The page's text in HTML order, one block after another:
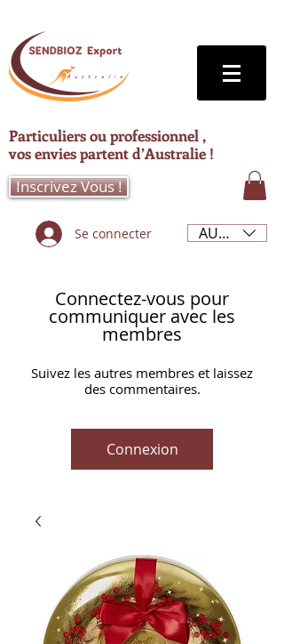
Particuliers ou professionnel ,
vos envies partent d’Australie !
Inscrivez Vous !
Se connecter AUD (AU$)
Connectez-vous pour
communiquer avec les
membres
Suivez les autres membres et laissez
des commentaires.
Connexion